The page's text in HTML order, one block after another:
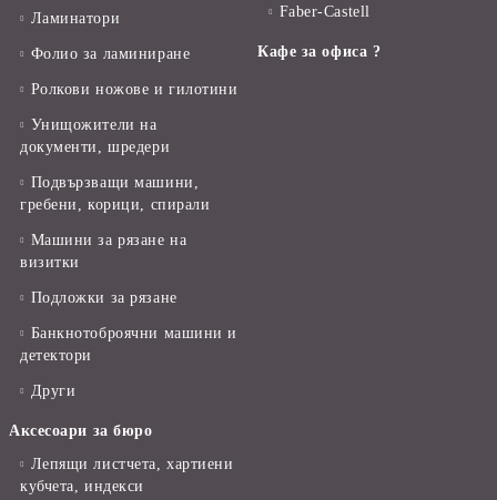
Ламинатори
Фолио за ламиниране
Ролкови ножове и гилотини
Унищожители на
документи, шредери
Подвързващи машини,
гребени, корици, спирали
Машини за рязане на
визитки
Подложки за рязане
Банкнотоброячни машини и
детектори
Други
Аксесоари за бюро
Лепящи листчета, хартиени
кубчета, индекси
Faber-Castell
Кафе за офиса ?